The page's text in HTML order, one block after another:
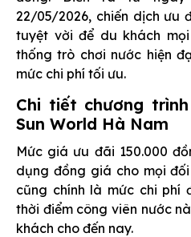
22/05/2026, chiến dịch ưu
tuyệt vời để du khách
thống trò chơi nước hiện
mức chi phí tối ưu.
Chi tiết chương
Sun World Hà Nam
Mức giá ưu đãi 150.000
dụng đồng giá cho mọi
cũng chính là mức chi phí
thời điểm công viên nước
khách cho đến nay.